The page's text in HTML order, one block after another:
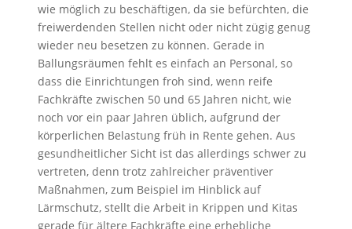
wie möglich zu beschäftigen, da sie befürchten, die
freiwerdenden Stellen nicht oder nicht zügig genug
wieder neu besetzen zu können. Gerade in
Ballungsräumen fehlt es einfach an Personal, so
dass die Einrichtungen froh sind, wenn reife
Fachkräfte zwischen 50 und 65 Jahren nicht, wie
noch vor ein paar Jahren üblich, aufgrund der
körperlichen Belastung früh in Rente gehen. Aus
gesundheitlicher Sicht ist das allerdings schwer zu
vertreten, denn trotz zahlreicher präventiver
Maßnahmen, zum Beispiel im Hinblick auf
Lärmschutz, stellt die Arbeit in Krippen und Kitas
gerade für ältere Fachkräfte eine erhebliche